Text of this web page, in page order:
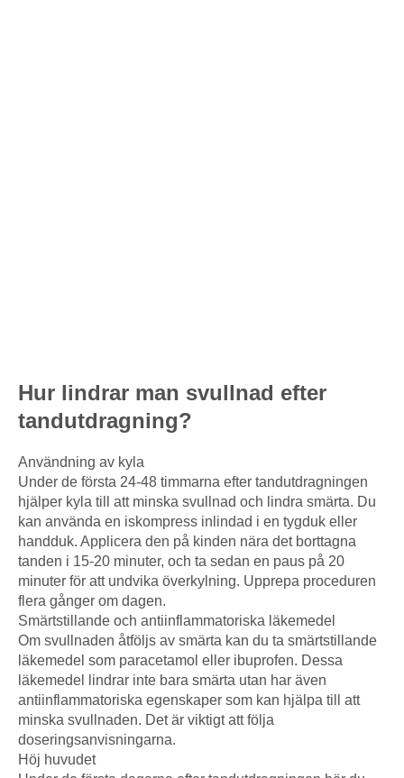
Hur lindrar man svullnad efter
tandutdragning?
Användning av kyla
Under de första 24-48 timmarna efter tandutdragningen
hjälper kyla till att minska svullnad och lindra smärta. Du
kan använda en iskompress inlindad i en tygduk eller
handduk. Applicera den på kinden nära det borttagna
tanden i 15-20 minuter, och ta sedan en paus på 20
minuter för att undvika överkylning. Upprepa proceduren
flera gånger om dagen.
Smärtstillande och antiinflammatoriska läkemedel
Om svullnaden åtföljs av smärta kan du ta smärtstillande
läkemedel som paracetamol eller ibuprofen. Dessa
läkemedel lindrar inte bara smärta utan har även
antiinflammatoriska egenskaper som kan hjälpa till att
minska svullnaden. Det är viktigt att följa
doseringsanvisningarna.
Höj huvudet